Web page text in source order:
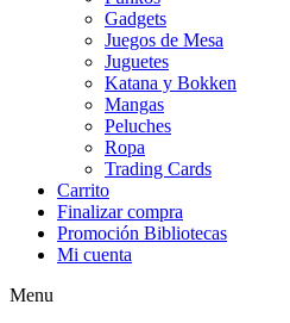
Gadgets
Juegos de Mesa
Juguetes
Katana y Bokken
Mangas
Peluches
Ropa
Trading Cards
Carrito
Finalizar compra
Promoción Bibliotecas
Mi cuenta
Menu